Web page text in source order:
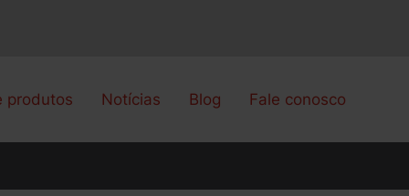
produtos Notícias Blog Fale conosco